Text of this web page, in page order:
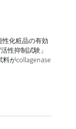
性化粧品の有効
性抑制試験」
がcollagenase